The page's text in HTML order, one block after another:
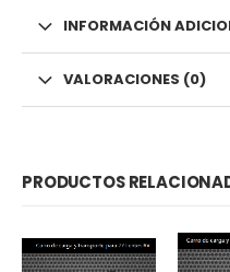
INFORMACIÓN
VALORACIONES (0)
PRODUCTOS